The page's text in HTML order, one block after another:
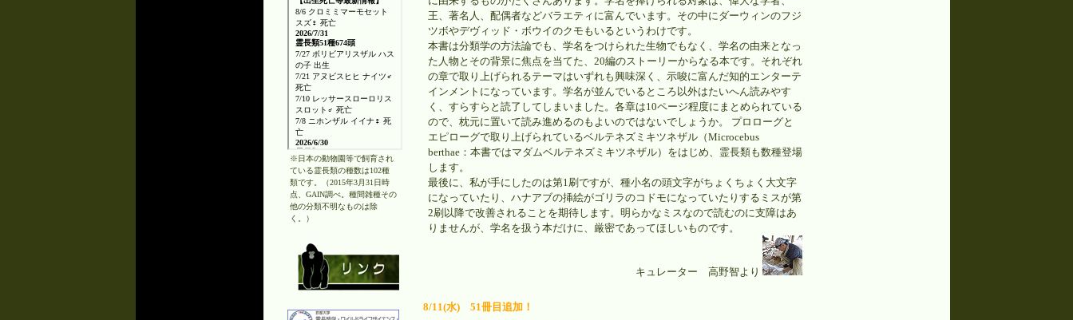
王、著名人、配偶者などバラエティに富んでいます。その中にダーウィンのフジ
ツボやデヴィッド・ボウイのクモもいるというわけです。
本書は分類学の方法論でも、学名をつけられた生物でもなく、学名の由来となっ
た人物とその背景に焦点を当てた、20編のストーリーからなる本です。それぞれ
の章で取り上げられるテーマはいずれも興味深く、示唆に富んだ知的エンターテ
インメントになっています。学名が並んでいるところ以外はたいへん読みやす
く、すらすらと読了してしまいました。各章は10ページ程度にまとめられている
ので、枕元に置いて読み進めるのもよいのではないでしょうか。 プロローグと
エピローグで取り上げられているベルテネズミキツネザル（Microcebus
berthae：本書ではマダムベルテネズミキツネザル）をはじめ、霊長類も数種登場
します。
最後に、私が手にしたのは第1刷ですが、種小名の頭文字がちょくちょく大文字
になっていたり、ハナアブの挿絵がゴリラのコドモになっていたりするミスが第
2刷以降で改善されることを期待します。明らかなミスなので読むのに支障はあ
りませんが、学名を扱う本だけに、厳密であってほしいものです。
キュレーター 高野智より
8/11(水) 51冊目追加！
※日本の動物園等で飼育され
ている霊長類の種数は102種
類です。（2015年3月31日時
点、GAIN調べ。種間雑種その
他の分類不明なものは除
く。）